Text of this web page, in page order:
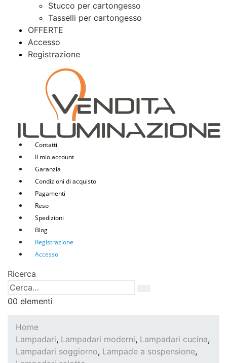
Stucco per cartongesso
Tasselli per cartongesso
OFFERTE
Accesso
Registrazione
Contatti
Il mio account
Garanzia
Condizioni di acquisto
Pagamenti
Reso
Spedizioni
Blog
Registrazione
Accesso
Ricerca
00 elementi
Home
Lampadari, Lampadari moderni, Lampadari cucina,
Lampadari soggiorno, Lampade a sospensione,